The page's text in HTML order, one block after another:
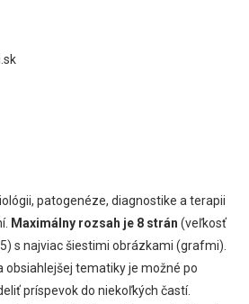
patogenéze, diagnostike a terapii
Maximálny rozsah je 8 strán (veľkosť
s najviac šiestimi obrázkami (grafmi).
obsiahlejšej tematiky je možné po
príspevok do niekoľkých častí.